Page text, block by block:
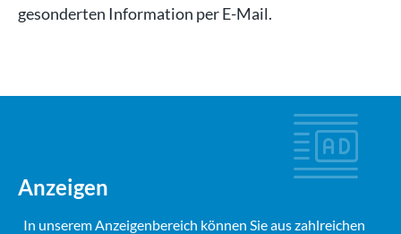
gesonderten Information per E-Mail.
Anzeigen
In unserem Anzeigenbereich können Sie aus zahlreichen